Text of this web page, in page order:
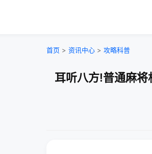
首页 > 资讯中心 > 攻略科普
耳听八方!普通麻